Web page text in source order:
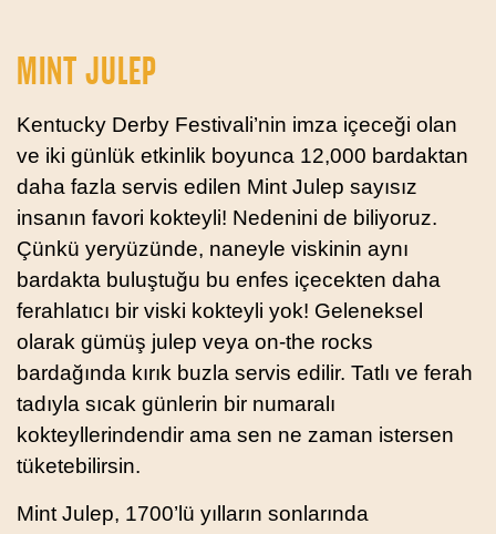
MINT JULEP
Kentucky Derby Festivali’nin imza içeceği olan
ve iki günlük etkinlik boyunca 12,000 bardaktan
daha fazla servis edilen Mint Julep sayısız
insanın favori kokteyli! Nedenini de biliyoruz.
Çünkü yeryüzünde, naneyle viskinin aynı
bardakta buluştuğu bu enfes içecekten daha
ferahlatıcı bir viski kokteyli yok! Geleneksel
olarak gümüş julep veya on-the rocks
bardağında kırık buzla servis edilir. Tatlı ve ferah
tadıyla sıcak günlerin bir numaralı
kokteyllerindendir ama sen ne zaman istersen
tüketebilirsin.
Mint Julep, 1700’lü yılların sonlarında